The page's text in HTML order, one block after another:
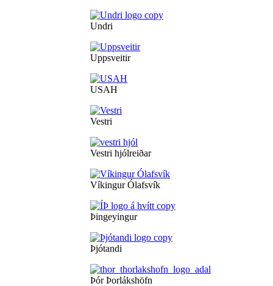
Undri
Uppsveitir
USAH
Vestri
Vestri hjólreiðar
Víkingur Ólafsvík
Þingeyingur
Þjótandi
Þór Þorlákshöfn